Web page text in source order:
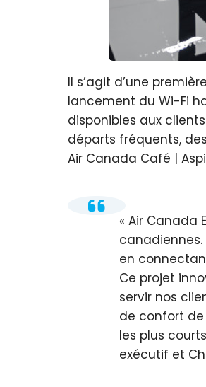
Il s’agit d’une
lancement du Wi-Fi
disponibles aux
départs fréquents,
Air Canada Café |
Air Canada
en
Ce projet
servir nos
de confort
les plus
exécutif et